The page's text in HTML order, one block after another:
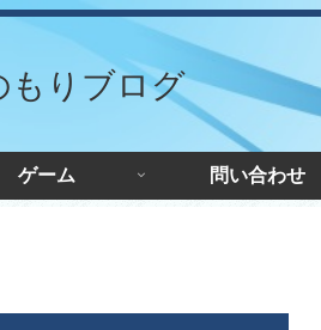
もりブログ
ゲーム 問い合わせ